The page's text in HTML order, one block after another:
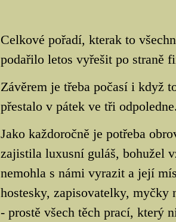
Celkové pořadí, kterak to
podařilo letos vyřešit po straně
Závěrem je třeba počasí i když
přestalo v pátek ve tři
Jako každoročně je potřeba
zajistila luxusní guláš, bohužel
nemohla s námi vyrazit a její
hostesky, zapisovatelky, myčky
- prostě všech těch prací, který